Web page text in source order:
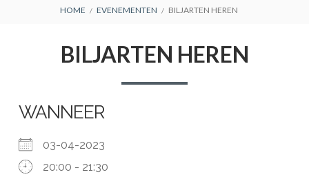
BREADCRUMBS
HOME EVENEMENTEN BILJARTEN HEREN
BILJARTEN HEREN
WANNEER
03-04-2023
20:00 - 21:30